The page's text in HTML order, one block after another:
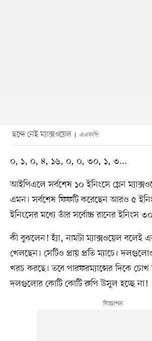
ছন্দে নেই ম্যাক্সওয়েল এএফপি
০, ১, ০, ৪, ১৬, ০, ০, ৩০, ১, ৩...
আইপিএলে সর্বশেষ ১০ ইনিংসে গ্লেন
এমন। সর্বশেষ ফিফটি করেছেন আরও ৫
ইনিংসের মধ্যে তাঁর সর্বোচ্চ রানের ইনিংস
কী বুঝলেন! হ্যাঁ, নামটা ম্যাক্সওয়েল
খেলছেন। সেটিও প্রায় প্রতি ম্যাচে।
খরচ করছে। তবে পারফরম্যান্সের দিকে
দলগুলোর কোটি কোটি রুপি উসুল হচ্ছে না!